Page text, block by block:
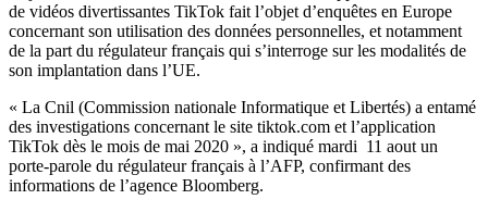
de vidéos divertissantes TikTok fait l’objet d’enquêtes en Europe
concernant son utilisation des données personnelles, et notamment
de la part du régulateur français qui s’interroge sur les modalités de
son implantation dans l’UE.
« La Cnil (Commission nationale Informatique et Libertés) a entamé
des investigations concernant le site tiktok.com et l’application
TikTok dès le mois de mai 2020 », a indiqué mardi 11 aout un
porte-parole du régulateur français à l’AFP, confirmant des
informations de l’agence Bloomberg.